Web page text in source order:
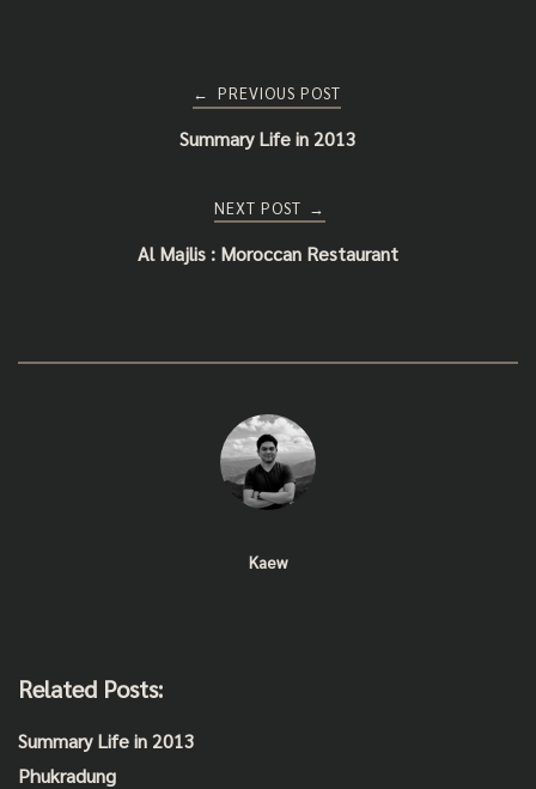
← PREVIOUS POST
Summary Life in 2013
NEXT POST →
Al Majlis : Moroccan Restaurant
Kaew
Related Posts:
Summary Life in 2013
Phukradung